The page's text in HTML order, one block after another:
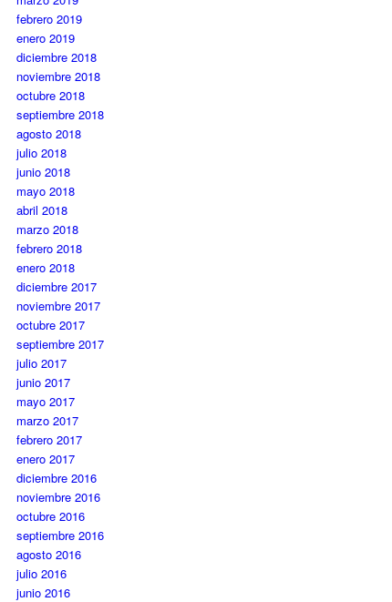
febrero 2019
enero 2019
diciembre 2018
noviembre 2018
octubre 2018
septiembre 2018
agosto 2018
julio 2018
junio 2018
mayo 2018
abril 2018
marzo 2018
febrero 2018
enero 2018
diciembre 2017
noviembre 2017
octubre 2017
septiembre 2017
julio 2017
junio 2017
mayo 2017
marzo 2017
febrero 2017
enero 2017
diciembre 2016
noviembre 2016
octubre 2016
septiembre 2016
agosto 2016
julio 2016
junio 2016